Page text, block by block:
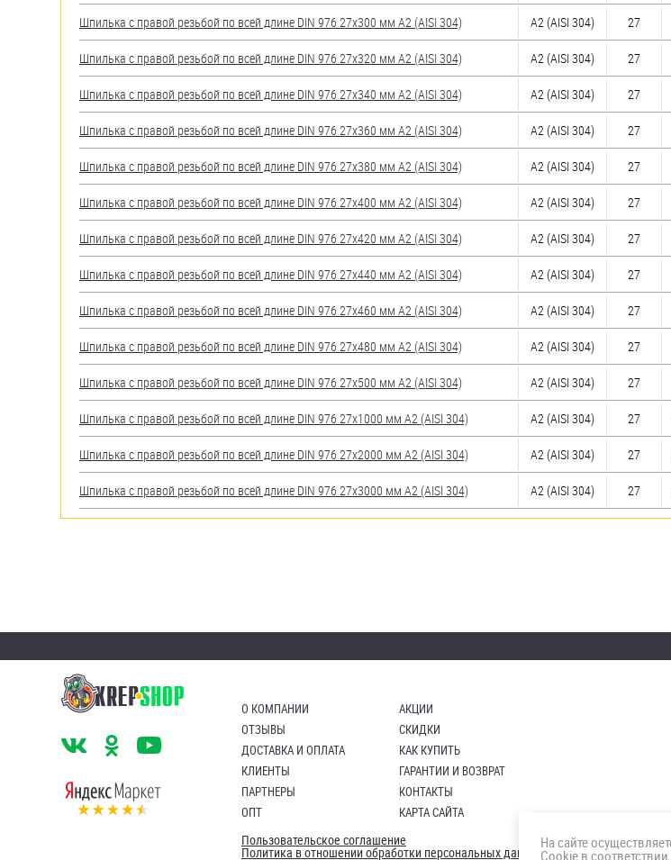
Шпилька с правой резьбой по всей длине DIN 976 27х300 мм А2 (AISI 304) А2 (AISI 304) 27
Шпилька с правой резьбой по всей длине DIN 976 27х320 мм А2 (AISI 304) А2 (AISI 304) 27
Шпилька с правой резьбой по всей длине DIN 976 27х340 мм А2 (AISI 304) А2 (AISI 304) 27
Шпилька с правой резьбой по всей длине DIN 976 27х360 мм А2 (AISI 304) А2 (AISI 304) 27
Шпилька с правой резьбой по всей длине DIN 976 27х380 мм А2 (AISI 304) А2 (AISI 304) 27
Шпилька с правой резьбой по всей длине DIN 976 27х400 мм А2 (AISI 304) А2 (AISI 304) 27
Шпилька с правой резьбой по всей длине DIN 976 27х420 мм А2 (AISI 304) А2 (AISI 304) 27
Шпилька с правой резьбой по всей длине DIN 976 27х440 мм А2 (AISI 304) А2 (AISI 304) 27
Шпилька с правой резьбой по всей длине DIN 976 27х460 мм А2 (AISI 304) А2 (AISI 304) 27
Шпилька с правой резьбой по всей длине DIN 976 27х480 мм А2 (AISI 304) А2 (AISI 304) 27
Шпилька с правой резьбой по всей длине DIN 976 27х500 мм А2 (AISI 304) А2 (AISI 304) 27
Шпилька с правой резьбой по всей длине DIN 976 27х1000 мм А2 (AISI 304) А2 (AISI 304) 27
Шпилька с правой резьбой по всей длине DIN 976 27х2000 мм А2 (AISI 304) А2 (AISI 304) 27
Шпилька с правой резьбой по всей длине DIN 976 27х3000 мм А2 (AISI 304) А2 (AISI 304) 27
О КОМПАНИИ
ОТЗЫВЫ
ДОСТАВКА И ОПЛАТА
КЛИЕНТЫ
ПАРТНЕРЫ
ОПТ
АКЦИИ
СКИДКИ
КАК КУПИТЬ
ГАРАНТИИ И ВОЗВРАТ
КОНТАКТЫ
КАРТА САЙТА
Пользовательское соглашение
Политика в отношении обработки персональных данных
На сайте
Cookie в соответствии